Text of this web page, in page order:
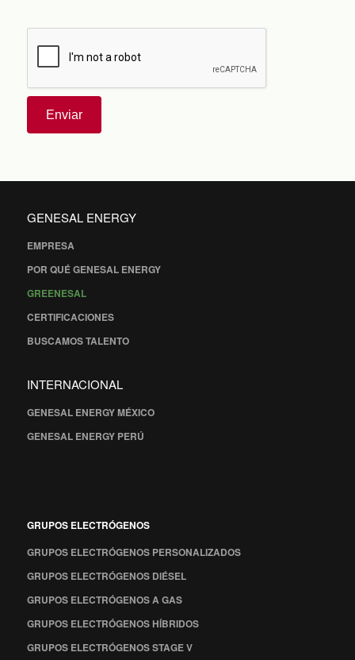
Enviar
GENESAL ENERGY
EMPRESA
POR QUÉ GENESAL ENERGY
GREENESAL
CERTIFICACIONES
BUSCAMOS TALENTO
INTERNACIONAL
GENESAL ENERGY MÉXICO
GENESAL ENERGY PERÚ
GRUPOS ELECTRÓGENOS
GRUPOS ELECTRÓGENOS PERSONALIZADOS
GRUPOS ELECTRÓGENOS DIÉSEL
GRUPOS ELECTRÓGENOS A GAS
GRUPOS ELECTRÓGENOS HÍBRIDOS
GRUPOS ELECTRÓGENOS STAGE V